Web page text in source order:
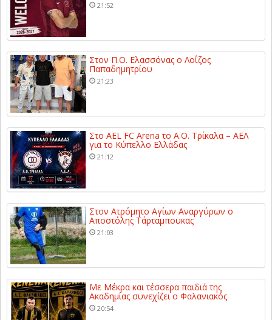
21:52
Στον Π.Ο. Ελασσόνας ο Λοΐζος
Παπαδημητρίου
21:23
Στο AEL FC Arena το Α.Ο. Τρίκαλα – ΑΕΛ
για το Κύπελλο Ελλάδας
21:12
Στον Ατρόμητο Αγίων Αναργύρων ο
Αποστόλης Τάρταμπουκας
21:03
Με Μέκρα και τέσσερα παιδιά της
Ακαδημίας συνεχίζει ο Φαλανιακός
20:54